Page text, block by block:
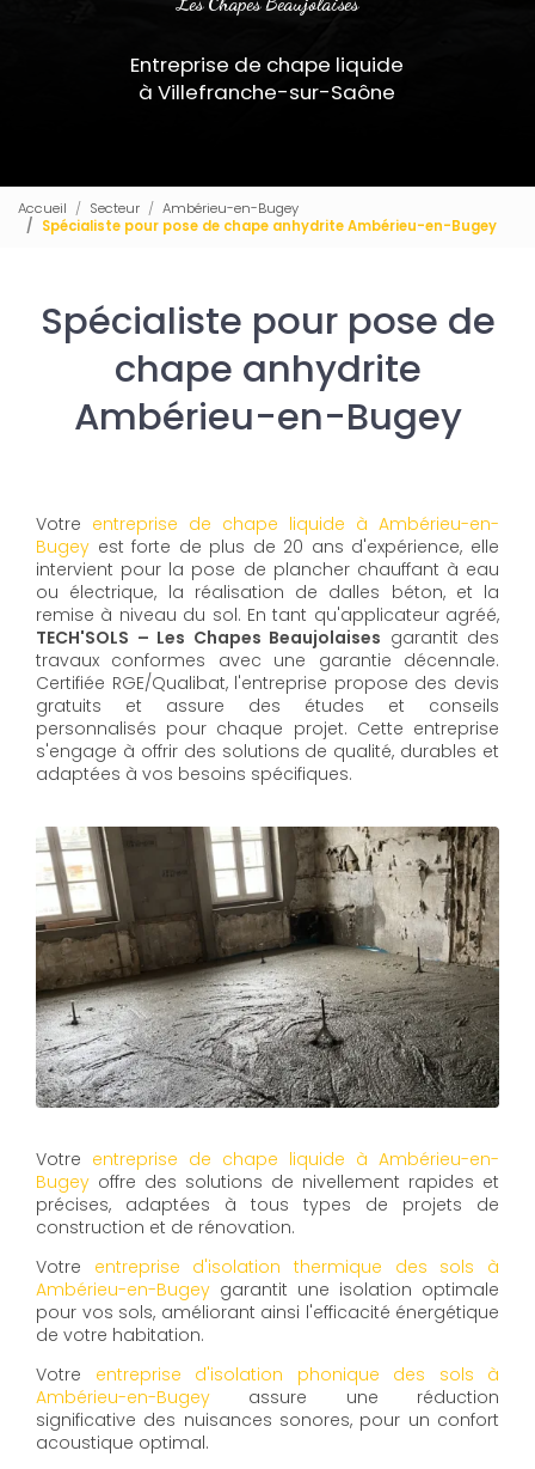
Entreprise de chape liquide
à Villefranche-sur-Saône
Accueil Secteur
Ambérieu-en-Bugey
Spécialiste pour pose de chape anhydrite Ambérieu-en-Bugey
Spécialiste pour pose de
chape anhydrite
Ambérieu-en-Bugey
Votre entreprise de chape liquide à Ambérieu-en-
Bugey est forte de plus de 20 ans d'expérience, elle
intervient pour la pose de plancher chauffant à eau
ou électrique, la réalisation de dalles béton, et la
remise à niveau du sol. En tant qu'applicateur agréé,
TECH'SOLS – Les Chapes Beaujolaises garantit des
travaux conformes avec une garantie décennale.
Certifiée RGE/Qualibat, l'entreprise propose des devis
gratuits et assure des études et conseils
personnalisés pour chaque projet. Cette entreprise
s'engage à offrir des solutions de qualité, durables et
adaptées à vos besoins spécifiques.
Votre entreprise de chape liquide à Ambérieu-en-
Bugey offre des solutions de nivellement rapides et
précises, adaptées à tous types de projets de
construction et de rénovation.
Votre entreprise d'isolation thermique des sols à
Ambérieu-en-Bugey garantit une isolation optimale
pour vos sols, améliorant ainsi l'efficacité énergétique
de votre habitation.
Votre entreprise d'isolation phonique des sols à
Ambérieu-en-Bugey assure une réduction
significative des nuisances sonores, pour un confort
acoustique optimal.